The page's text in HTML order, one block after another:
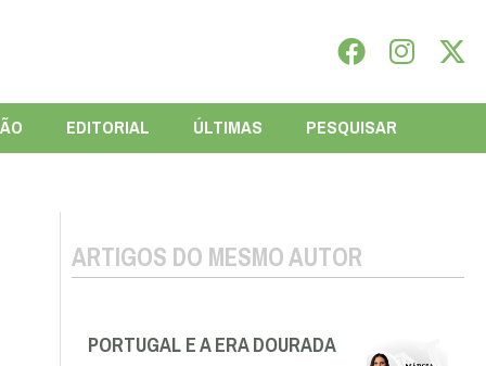
EDITORIAL ÚLTIMAS PESQUISAR
ARTIGOS DO MESMO AUTOR
PORTUGAL E A ERA DOURADA